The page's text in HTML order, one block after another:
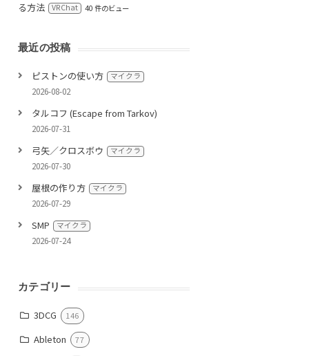
る方法
VRChat 40 件のビュー
最近の投稿
ピストンの使い方 マイクラ
2026-08-02
タルコフ (Escape from Tarkov)
2026-07-31
弓矢／クロスボウ マイクラ
2026-07-30
屋根の作り方 マイクラ
2026-07-29
SMP マイクラ
2026-07-24
カテゴリー
3DCG 146
Ableton 77